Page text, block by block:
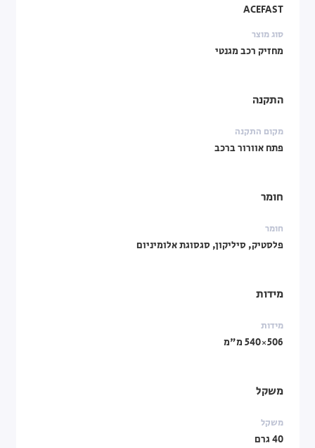
ACEFAST
סוג מוצר
מחזיק רכב מגנטי
התקנה
מקום התקנה
פתח אוורור ברכב
חומר
חומר
פלסטיק, סיליקון, סגסוגת אלומיניום
מידות
מידות
506×540 מ"מ
משקל
משקל
40 גרם